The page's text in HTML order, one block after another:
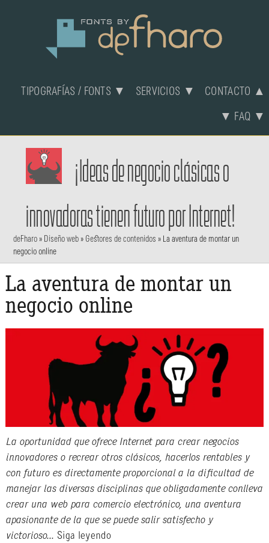
TIPOGRAFÍAS / FONTS ▼ SERVICIOS ▼ CONTACTO ▲
▼ FAQ ▼
¡Ideas de negocio clásicas o
innovadoras tienen futuro por Internet!
deFharo » Diseño web » Gestores de contenidos » La aventura de montar un
negocio online
La aventura de montar un
negocio online
La oportunidad que ofrece Internet para crear negocios
innovadores o recrear otros clásicos, hacerlos rentables y
con futuro es directamente proporcional a la dificultad de
manejar las diversas disciplinas que obligadamente conlleva
crear una web para comercio electrónico, una aventura
apasionante de la que se puede salir satisfecho y
victorioso… Siga leyendo